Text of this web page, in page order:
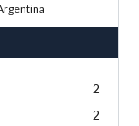
2
2